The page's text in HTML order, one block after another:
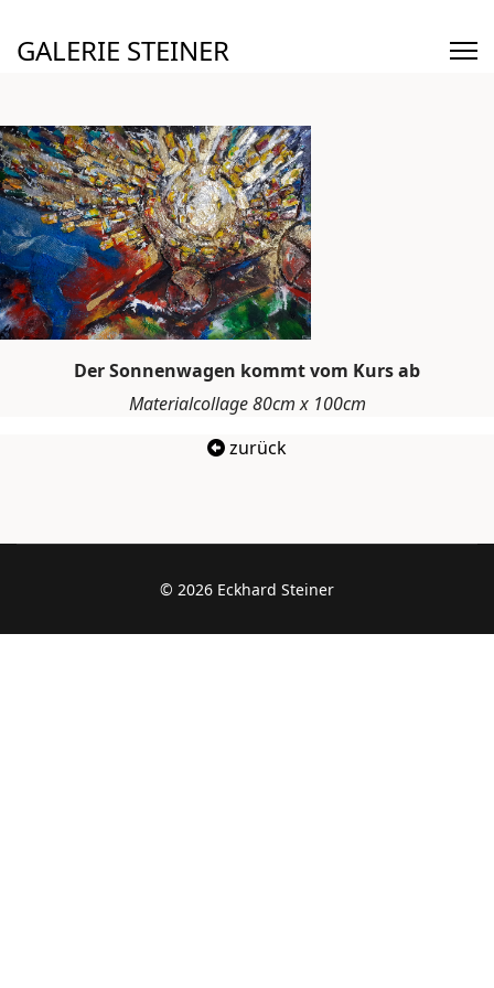
GALERIE STEINER
Der Sonnenwagen kommt vom Kurs ab
Materialcollage 80cm x 100cm
zurück
© 2026 Eckhard Steiner